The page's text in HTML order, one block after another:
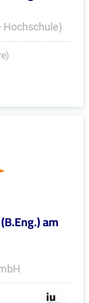
Hochschule)
am